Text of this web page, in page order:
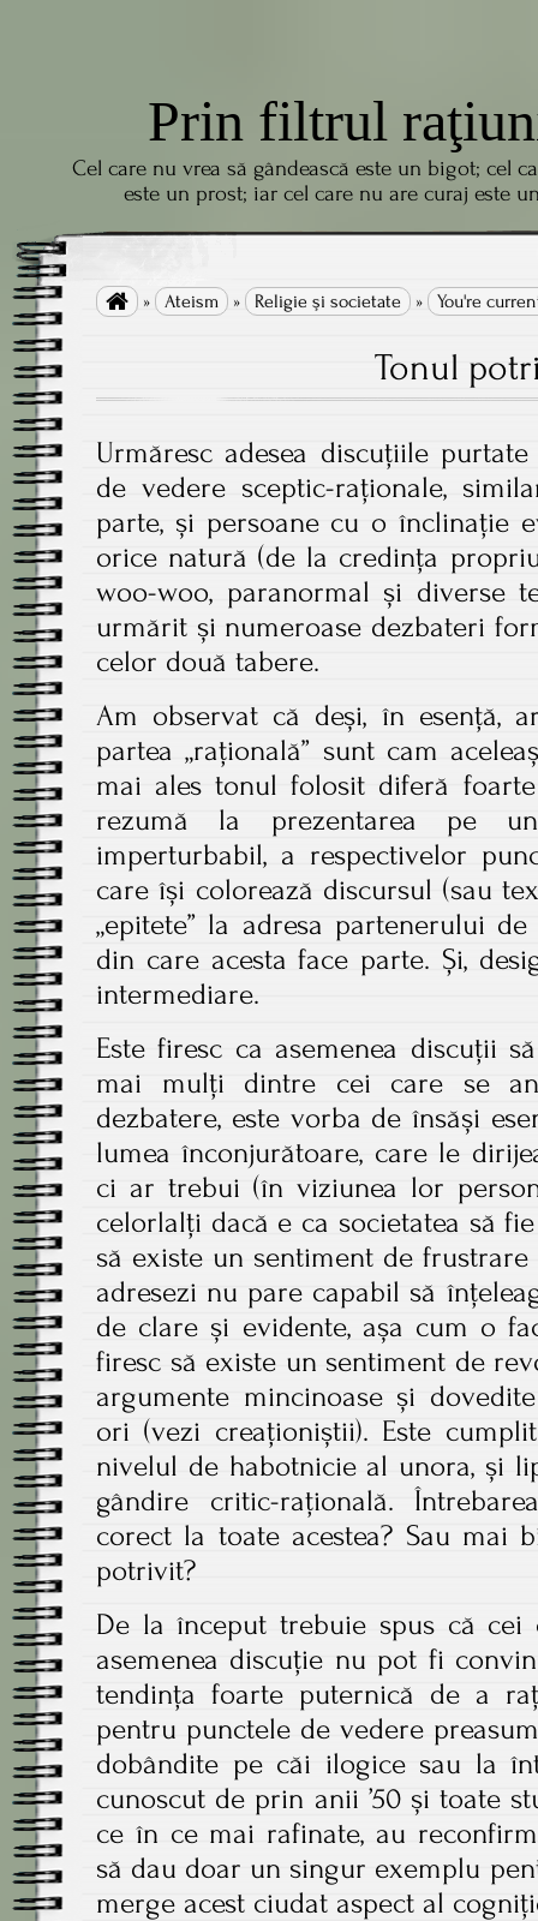
Prin filtrul
Cel care nu vrea să gândească este un bigot; cel
este un prost; iar cel care nu are curaj este
 » Ateism » Religie şi societate » You're
Tonul
Urmăresc adesea discuțiile
de vedere sceptic-raționale,
parte, și persoane cu o înclinație
orice natură (de la credința
woo-woo, paranormal și diverse
urmărit și numeroase dezbateri
celor două tabere.
Am observat că deși, în esență,
partea „rațională” sunt cam
mai ales tonul folosit diferă
rezumă la prezentarea pe
imperturbabil, a respectivelor
care își colorează discursul (sau
„epitete” la adresa partenerului
din care acesta face parte. Și,
intermediare.
Este firesc ca asemenea discuții
mai mulți dintre cei care se
dezbatere, este vorba de însăși
lumea înconjurătoare, care le
ci ar trebui (în viziunea lor
celorlalți dacă e ca societatea să
să existe un sentiment de
adresezi nu pare capabil să
de clare și evidente, așa cum o
firesc să existe un sentiment de
argumente mincinoase și
ori (vezi creaționiștii). Este
nivelul de habotnicie al unora, și
gândire critic-rațională.
corect la toate acestea? Sau mai
potrivit?
De la început trebuie spus că
asemenea discuție nu pot fi
tendința foarte puternică de a
pentru punctele de vedere
dobândite pe căi ilogice sau la
cunoscut de prin anii ’50 și toate
ce în ce mai rafinate, au
să dau doar un singur exemplu
merge acest ciudat aspect al